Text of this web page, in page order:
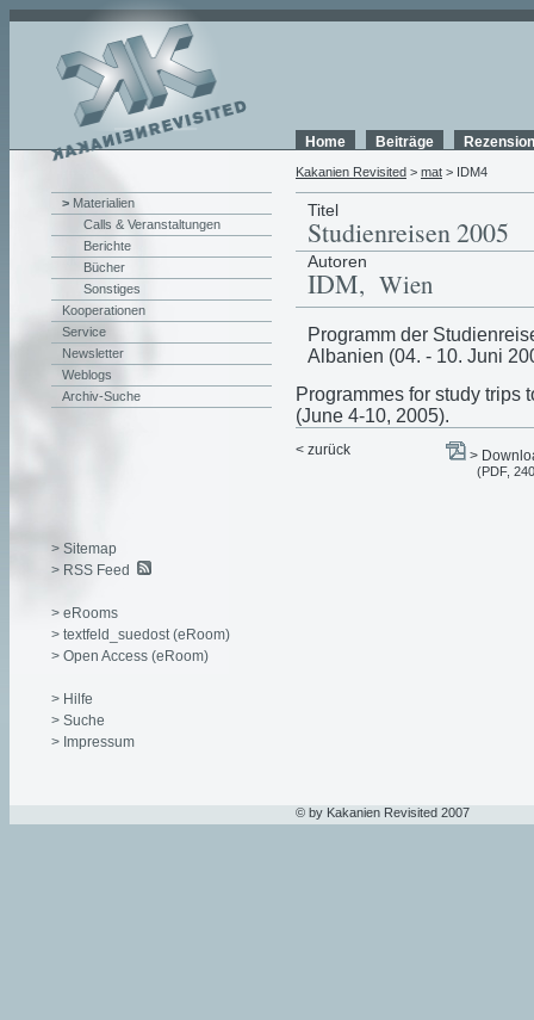
Home Beiträge
Kakanien Revisited > mat > IDM4
Titel
Studienreisen 2005
Autoren
IDM, Wien
Programm der
Albanien (04. - 10. Juni
Programmes for study trips
(June 4-10, 2005).
< zurück >
(PDF,
> Materialien
Calls & Veranstaltungen
Berichte
Bücher
Sonstiges
Kooperationen
Service
Newsletter
Weblogs
Archiv-Suche
> Sitemap
> RSS Feed
> eRooms
> textfeld_suedost (eRoom)
> Open Access (eRoom)
> Hilfe
> Suche
> Impressum
© by Kakanien Revisited 2007